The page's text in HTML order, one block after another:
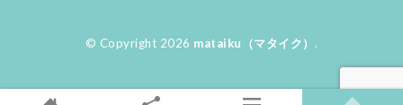
© Copyright 2026 mataiku（マタイク） .